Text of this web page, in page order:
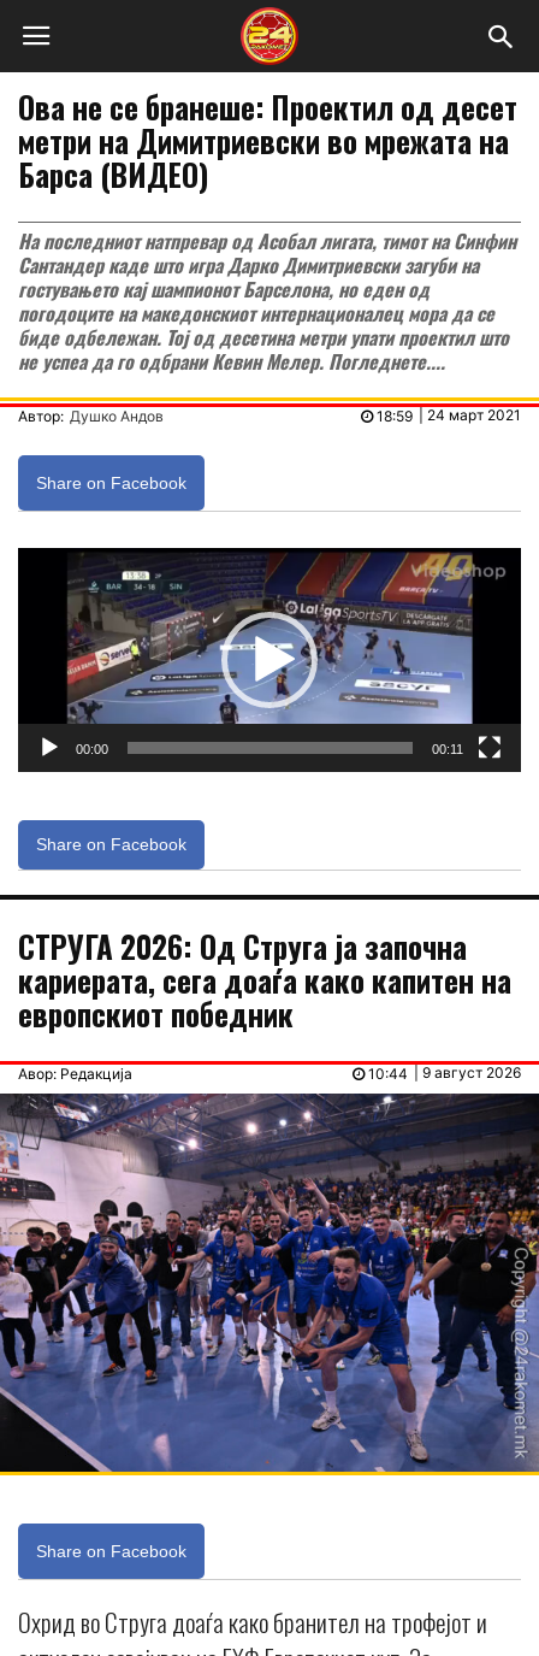
Ова не се бранеше: Проектил од десет
метри на Димитриевски во мрежата на
Барса (ВИДЕО)
На последниот натпревар од Асобал лигата, тимот на Синфин
Сантандер каде што игра Дарко Димитриевски загуби на
гостувањето кај шампионот Барселона, но еден од
погодоците на македонскиот интернационалец мора да се
биде одбележан. Тој од десетина метри упати проектил што
не успеа да го одбрани Кевин Мелер. Погледнете....
Автор: Душко Андов 24 март 2021
18:59
Share on Facebook
плејер
00:00 00:11
Share on Facebook
СТРУГА 2026: Од Струга ја започна
кариерата, сега доаѓа како капитен на
европскиот победник
Авор: Редакција | 9 август 2026
10:44
Share on Facebook
Охрид во Струга доаѓа како бранител на трофејот и